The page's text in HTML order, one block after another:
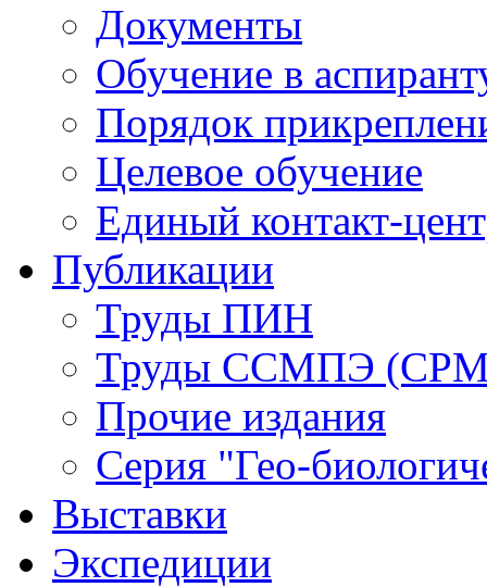
Документы
Обучение в
Порядок
Целевое обучение
Единый контакт-
Публикации
Труды ПИН
Труды ССМПЭ
Прочие издания
Серия "Гео-
Выставки
Экспедиции